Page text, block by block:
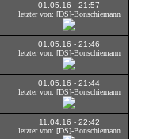
01.05.16 - 21:57
letzter von: [DS]-Bonschiemann
01.05.16 - 21:46
letzter von: [DS]-Bonschiemann
01.05.16 - 21:44
letzter von: [DS]-Bonschiemann
11.04.16 - 22:42
letzter von: [DS]-Bonschiemann